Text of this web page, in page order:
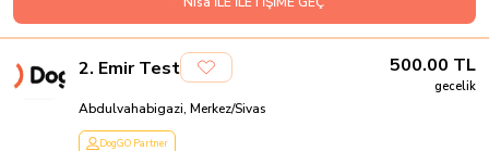
2. Emir Test 500.00 TL
gecelik
Abdulvahabigazi, Merkez/Sivas
DogGO Partner